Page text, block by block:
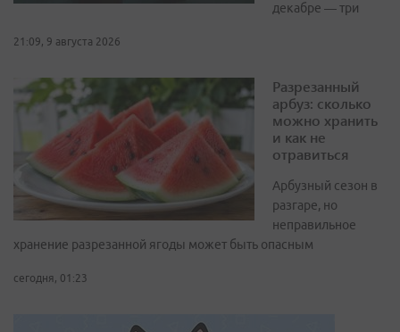
декабре — три
21:09, 9 августа 2026
Разрезанный
арбуз: сколько
можно хранить
и как не
отравиться
Арбузный сезон в
разгаре, но
неправильное
хранение разрезанной ягоды может быть опасным
сегодня, 01:23